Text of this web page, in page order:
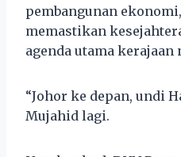
pembangunan
memastikan
agenda utama kerajaan
“Johor ke depan, undi
Mujahid lagi.